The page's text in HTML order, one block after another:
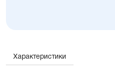
Характеристики